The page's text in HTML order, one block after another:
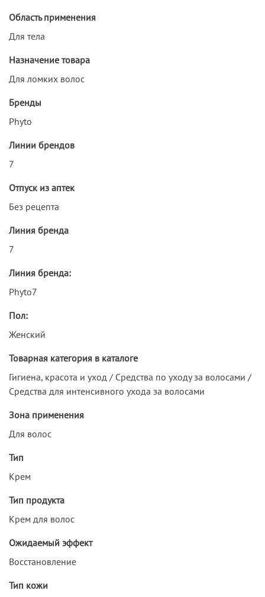
Область применения
Для тела
Назначение товара
Для ломких волос
Бренды
Phyto
Линии брендов
7
Отпуск из аптек
Без рецепта
Линия бренда
7
Линия бренда:
Phyto7
Пол:
Женский
Товарная категория в каталоге
Гигиена, красота и уход / Средства по уходу за волосами /
Средства для интенсивного ухода за волосами
Зона применения
Для волос
Тип
Крем
Тип продукта
Крем для волос
Ожидаемый эффект
Восстановление
Тип кожи